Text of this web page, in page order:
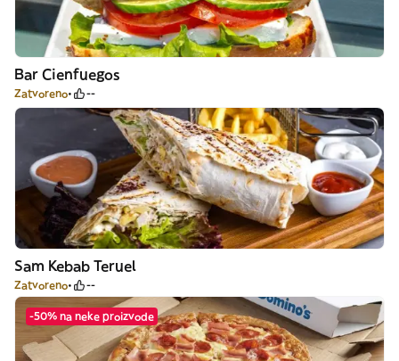
Bar Cienfuegos
Zatvoreno --
Sam Kebab Teruel
Zatvoreno --
-50% na neke proizvode